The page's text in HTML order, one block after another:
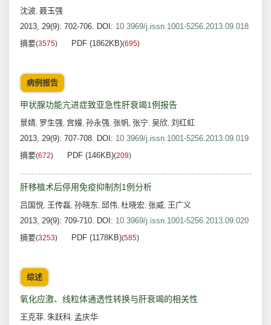
沈波, 聂玉强
2013, 29(9): 702-706. DOI: 10.3969/j.issn.1001-5256.2013.09.018
摘要(3575) PDF (1862KB)(695)
病例报告
甲状腺功能亢进症致亚急性肝衰竭1例报告
景婧, 罗生强, 宫嫚, 孙永强, 张帆, 张宁, 吴欣, 刘红虹
2013, 29(9): 707-708. DOI: 10.3969/j.issn.1001-5256.2013.09.019
摘要(672) PDF (146KB)(209)
肝移植术后停用免疫抑制剂1例分析
吕国悦, 王传磊, 孙晓东, 邱伟, 杜晓宏, 张威, 王广义
2013, 29(9): 709-710. DOI: 10.3969/j.issn.1001-5256.2013.09.020
摘要(3253) PDF (1178KB)(585)
综述
氧化应激、线粒体通透性转换与肝衰竭的相关性
王克菲, 朱跃科, 孟庆华